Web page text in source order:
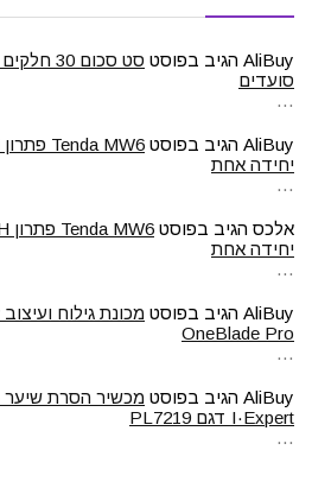
AliBuy הגיב בפוסט
סועדים
…
AliBuy הגיב בפוסט
יחידה אחת
…
אלכס הגיב בפוסט
יחידה אחת
…
AliBuy הגיב בפוסט
OneBlade Pro
…
AliBuy הגיב בפוסט
I·Expert דגם PL7219
…